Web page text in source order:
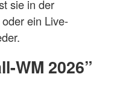
sie in der
ein Live-
WM 2026”